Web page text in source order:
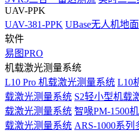
UAV-PPK
UAV-381-PPK UBase无人机地
软件
易图PRO
机载激光测量系统
L10 Pro 机载激光测量系统 L10
载激光测量系统 S2轻小型机载
载激光测量系统 智喙PM-1500
载激光测量系统 ARS-1000系